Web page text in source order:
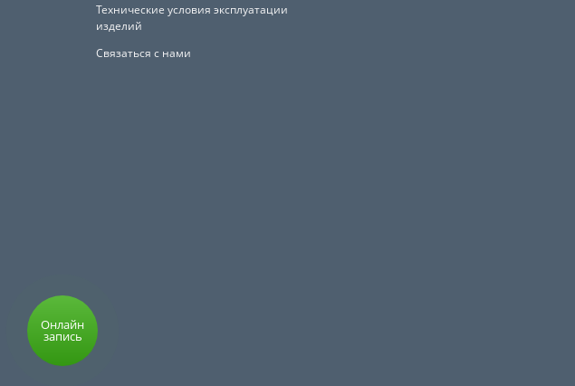
Технические условия эксплуатации
изделий
Связаться с нами
Онлайн
запись